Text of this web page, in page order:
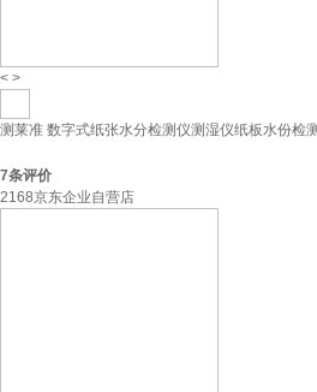
< >
测莱准 数字式纸张水分检测仪测湿仪纸板水份检
7条评价
2168京东企业自营店